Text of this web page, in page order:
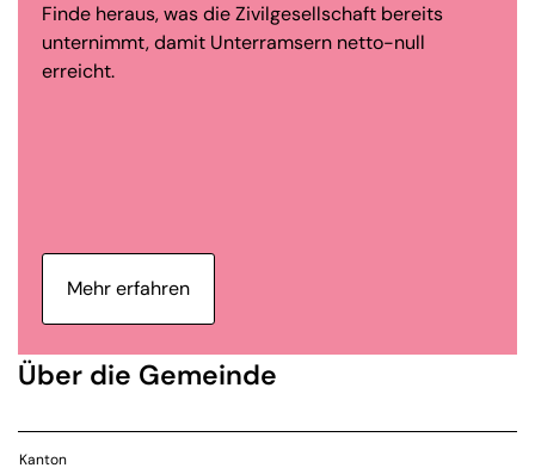
Finde heraus, was die Zivilgesellschaft bereits
unternimmt, damit Unterramsern netto-null
erreicht.
Mehr erfahren
Über die Gemeinde
Kanton